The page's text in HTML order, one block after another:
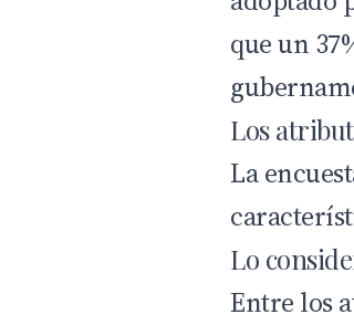
que un
Los
La
Lo
Entre los